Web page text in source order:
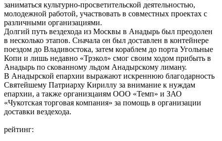
заниматься культурно-просветительской деятельностью,
молодежной работой, участвовать в совместных проектах с
различными организациями.
Долгий путь вездехода из Москвы в Анадырь был преодолен
в несколько этапов. Сначала он был доставлен в контейнере
поездом до Владивостока, затем кораблем до порта Угольные
Копи и лишь недавно «Трэкол» смог своим ходом прибыть в
Анадырь по скованному льдом Анадырскому лиману.
В Анадырской епархии выражают искреннюю благодарность
Святейшему Патриарху Кириллу за внимание к нуждам
епархии, а также организцаиям ООО «Темп» и ЗАО
«Чукотская торговая компания» за помощь в организации
доставки вездехода.
рейтинг: